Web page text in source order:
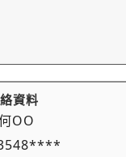
資料
OO